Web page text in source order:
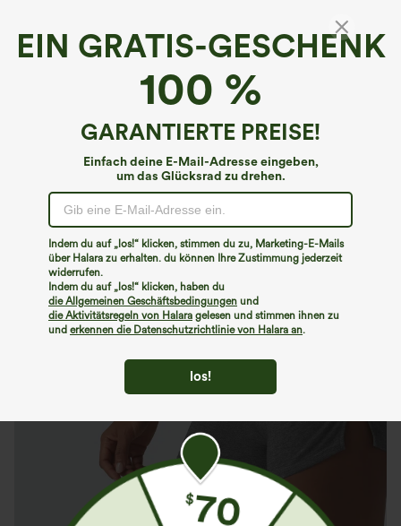
EIN GRATIS-GESCHENK
100 %
GARANTIERTE PREISE!
Einfach deine E-Mail-Adresse eingeben,
um das Glücksrad zu drehen.
Indem du auf „los!“ klicken, stimmen du zu, Marketing-E-Mails
über Halara zu erhalten. du können Ihre Zustimmung jederzeit
widerrufen.
Indem du auf „los!“ klicken, haben du
die Allgemeinen Geschäftsbedingungen und
die Aktivitätsregeln von Halara gelesen und stimmen ihnen zu
und erkennen die Datenschutzrichtlinie von Halara an.
los!
Hoch taillierte, geraffte Freizeit-Shorts mit
integriertem Slip, 2,5''
€31,95 EUR